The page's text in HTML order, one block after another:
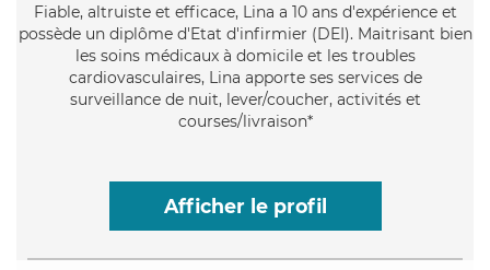
Fiable, altruiste et efficace, Lina a 10 ans d'expérience et
possède un diplôme d'Etat d'infirmier (DEI). Maitrisant bien
les soins médicaux à domicile et les troubles
cardiovasculaires, Lina apporte ses services de
surveillance de nuit, lever/coucher, activités et
courses/livraison*
Afficher le profil